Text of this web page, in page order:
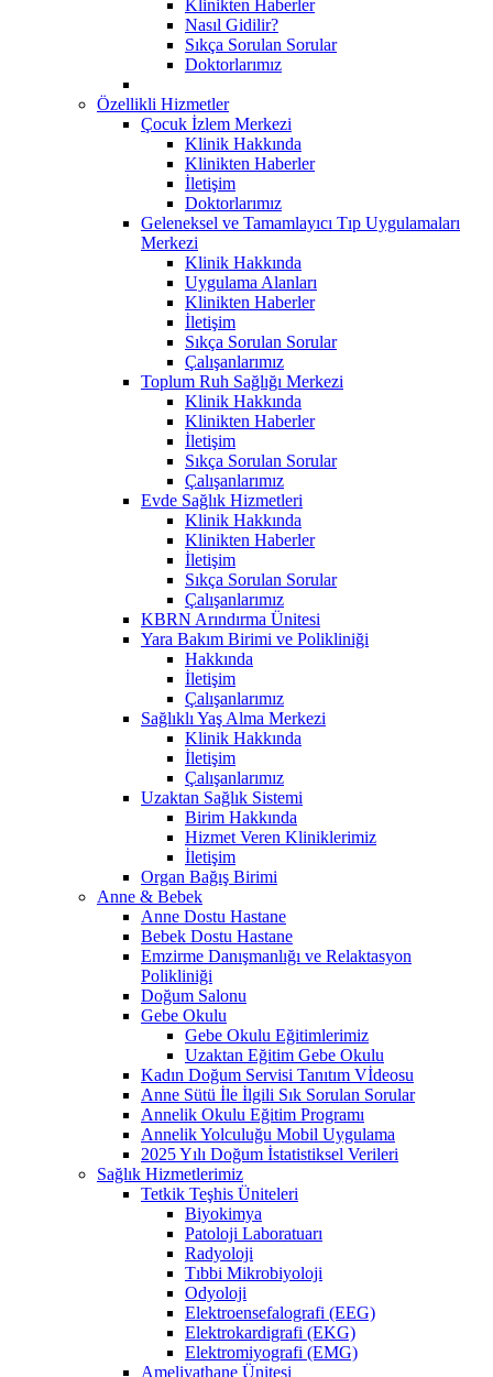
Klinikten Haberler
Nasıl Gidilir?
Sıkça Sorulan Sorular
Doktorlarımız
Özellikli Hizmetler
Çocuk İzlem Merkezi
Klinik Hakkında
Klinikten Haberler
İletişim
Doktorlarımız
Geleneksel ve Tamamlayıcı Tıp Uygulamaları
Merkezi
Klinik Hakkında
Uygulama Alanları
Klinikten Haberler
İletişim
Sıkça Sorulan Sorular
Çalışanlarımız
Toplum Ruh Sağlığı Merkezi
Klinik Hakkında
Klinikten Haberler
İletişim
Sıkça Sorulan Sorular
Çalışanlarımız
Evde Sağlık Hizmetleri
Klinik Hakkında
Klinikten Haberler
İletişim
Sıkça Sorulan Sorular
Çalışanlarımız
KBRN Arındırma Ünitesi
Yara Bakım Birimi ve Polikliniği
Hakkında
İletişim
Çalışanlarımız
Sağlıklı Yaş Alma Merkezi
Klinik Hakkında
İletişim
Çalışanlarımız
Uzaktan Sağlık Sistemi
Birim Hakkında
Hizmet Veren Kliniklerimiz
İletişim
Organ Bağış Birimi
Anne & Bebek
Anne Dostu Hastane
Bebek Dostu Hastane
Emzirme Danışmanlığı ve Relaktasyon
Polikliniği
Doğum Salonu
Gebe Okulu
Gebe Okulu Eğitimlerimiz
Uzaktan Eğitim Gebe Okulu
Kadın Doğum Servisi Tanıtım Vİdeosu
Anne Sütü İle İlgili Sık Sorulan Sorular
Annelik Okulu Eğitim Programı
Annelik Yolculuğu Mobil Uygulama
2025 Yılı Doğum İstatistiksel Verileri
Sağlık Hizmetlerimiz
Tetkik Teşhis Üniteleri
Biyokimya
Patoloji Laboratuarı
Radyoloji
Tıbbi Mikrobiyoloji
Odyoloji
Elektroensefalografi (EEG)
Elektrokardigrafi (EKG)
Elektromiyografi (EMG)
Ameliyathane Ünitesi